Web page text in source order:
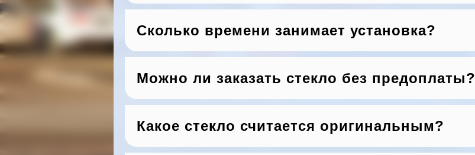
Сколько времени занимает установка?
Можно ли заказать стекло без предоплаты?
Какое стекло считается оригинальным?